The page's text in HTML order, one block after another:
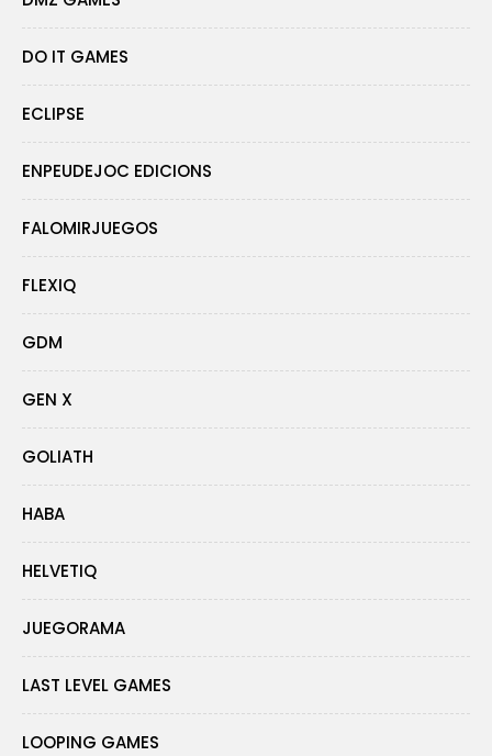
DO IT GAMES
ECLIPSE
ENPEUDEJOC EDICIONS
FALOMIRJUEGOS
FLEXIQ
GDM
GEN X
GOLIATH
HABA
HELVETIQ
JUEGORAMA
LAST LEVEL GAMES
LOOPING GAMES